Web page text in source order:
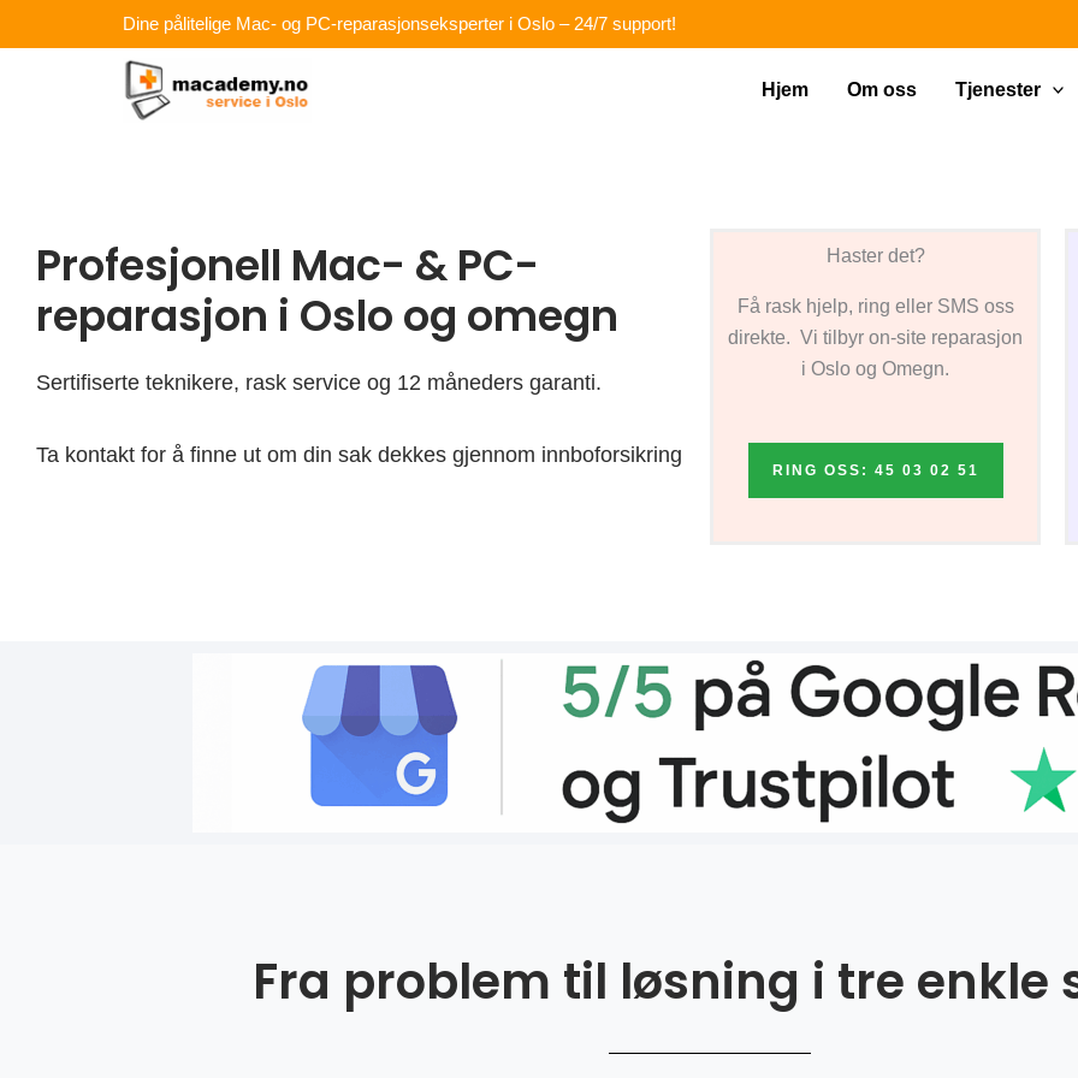
rett
Dine pålitelige Mac- og PC-reparasjonseksperter i Oslo – 24/7 support!
Hjem Om oss Tjenester
Profesjonell Mac- & PC-
reparasjon i Oslo og omegn
Sertifiserte teknikere, rask service og 12 måneders garanti.
Ta kontakt for å finne ut om din sak dekkes gjennom innboforsikring
Haster det?
Få rask hjelp, ring eller SMS oss
direkte. Vi tilbyr on-site reparasjon
i Oslo og Omegn.
RING OSS: 45 03 02 51
Fra problem til løsning i tre enkle